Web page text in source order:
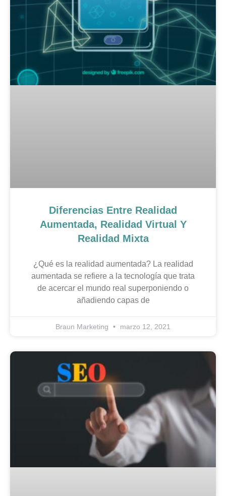
Diferencias Entre Realidad
Aumentada, Realidad Virtual Y
Realidad Mixta
¿Qué es la realidad aumentada? La realidad
aumentada se refiere a la tecnología que trata
de acercar el mundo real superponiendo o
añadiendo capas de
Braun Marketing marzo 12, 2021